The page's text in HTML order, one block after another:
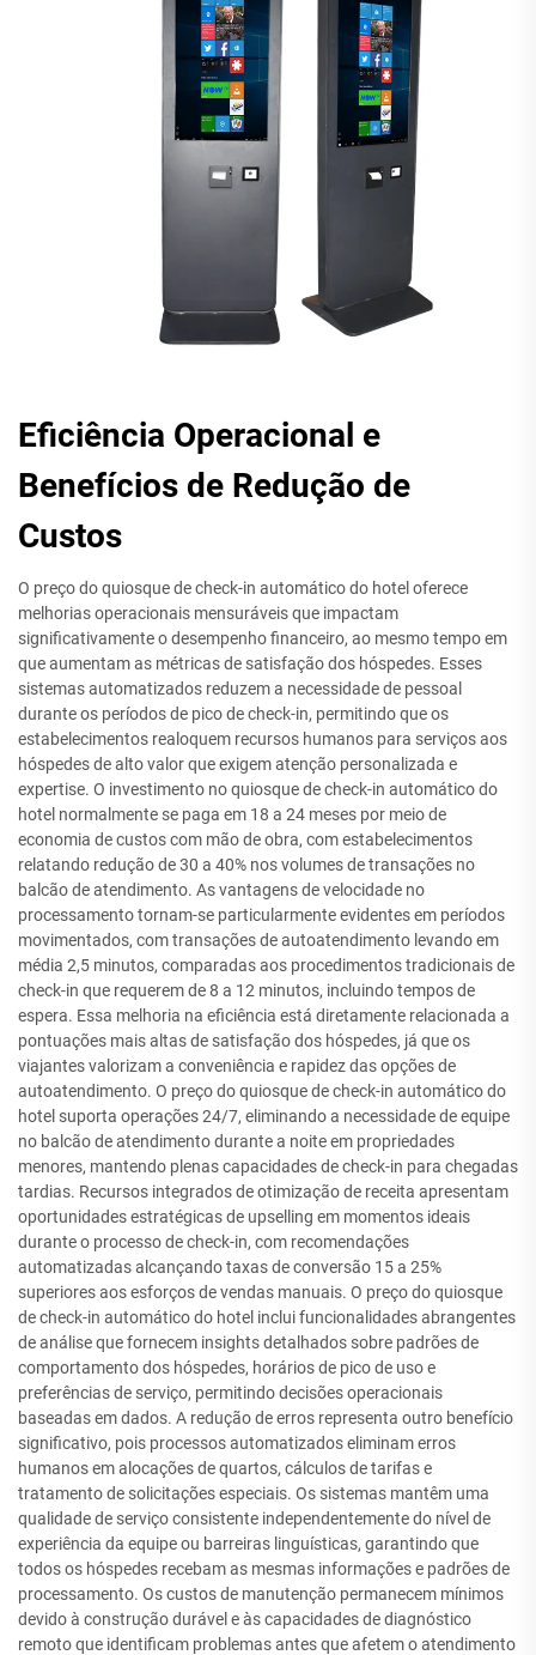
Eficiência Operacional e
Benefícios de Redução de
Custos
O preço do quiosque de check-in automático do hotel oferece
melhorias operacionais mensuráveis que impactam
significativamente o desempenho financeiro, ao mesmo tempo em
que aumentam as métricas de satisfação dos hóspedes. Esses
sistemas automatizados reduzem a necessidade de pessoal
durante os períodos de pico de check-in, permitindo que os
estabelecimentos realoquem recursos humanos para serviços aos
hóspedes de alto valor que exigem atenção personalizada e
expertise. O investimento no quiosque de check-in automático do
hotel normalmente se paga em 18 a 24 meses por meio de
economia de custos com mão de obra, com estabelecimentos
relatando redução de 30 a 40% nos volumes de transações no
balcão de atendimento. As vantagens de velocidade no
processamento tornam-se particularmente evidentes em períodos
movimentados, com transações de autoatendimento levando em
média 2,5 minutos, comparadas aos procedimentos tradicionais de
check-in que requerem de 8 a 12 minutos, incluindo tempos de
espera. Essa melhoria na eficiência está diretamente relacionada a
pontuações mais altas de satisfação dos hóspedes, já que os
viajantes valorizam a conveniência e rapidez das opções de
autoatendimento. O preço do quiosque de check-in automático do
hotel suporta operações 24/7, eliminando a necessidade de equipe
no balcão de atendimento durante a noite em propriedades
menores, mantendo plenas capacidades de check-in para chegadas
tardias. Recursos integrados de otimização de receita apresentam
oportunidades estratégicas de upselling em momentos ideais
durante o processo de check-in, com recomendações
automatizadas alcançando taxas de conversão 15 a 25%
superiores aos esforços de vendas manuais. O preço do quiosque
de check-in automático do hotel inclui funcionalidades abrangentes
de análise que fornecem insights detalhados sobre padrões de
comportamento dos hóspedes, horários de pico de uso e
preferências de serviço, permitindo decisões operacionais
baseadas em dados. A redução de erros representa outro benefício
significativo, pois processos automatizados eliminam erros
humanos em alocações de quartos, cálculos de tarifas e
tratamento de solicitações especiais. Os sistemas mantêm uma
qualidade de serviço consistente independentemente do nível de
experiência da equipe ou barreiras linguísticas, garantindo que
todos os hóspedes recebam as mesmas informações e padrões de
processamento. Os custos de manutenção permanecem mínimos
devido à construção durável e às capacidades de diagnóstico
remoto que identificam problemas antes que afetem o atendimento